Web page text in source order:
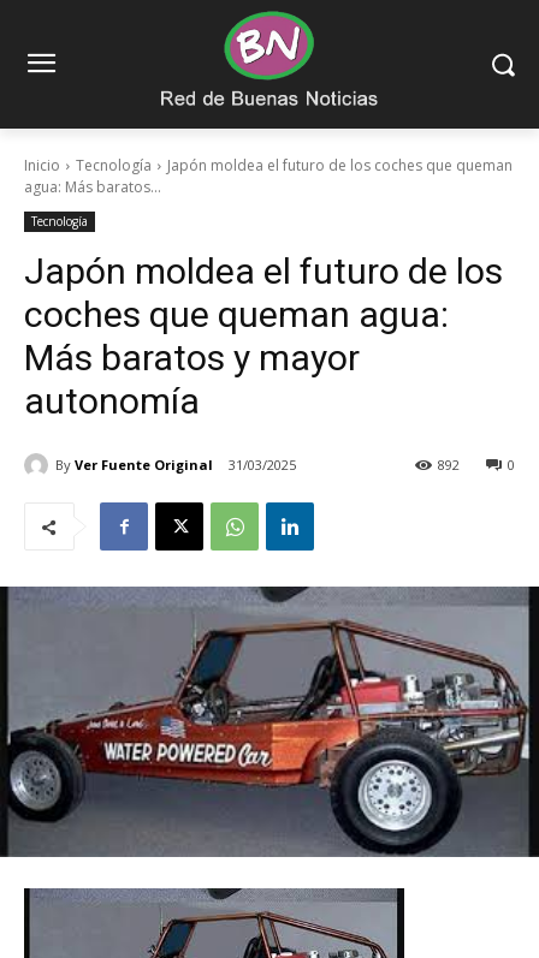
Inicio Tecnología
Japón moldea el futuro de los coches que queman
agua: Más baratos...
Tecnología
Japón moldea el futuro de los
coches que queman agua:
Más baratos y mayor
autonomía
By Ver Fuente Original 31/03/2025 0
892